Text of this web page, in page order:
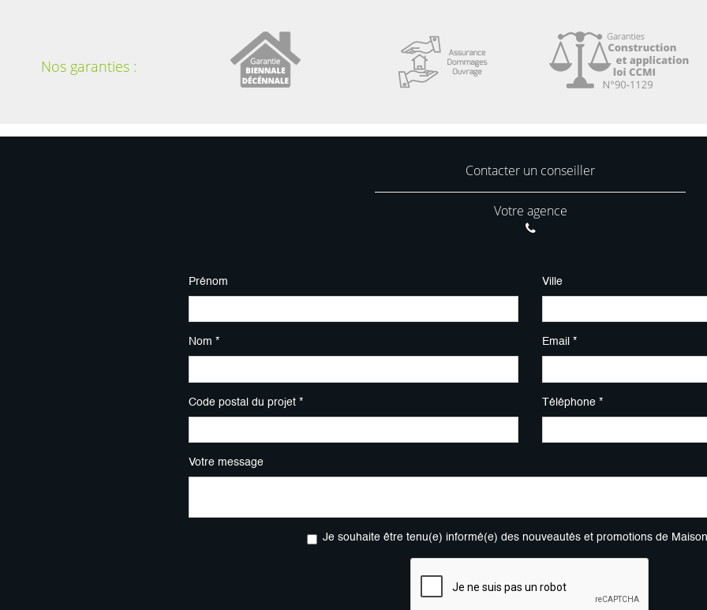
Nos garanties :
Contacter un conseiller
Votre agence
Prénom Ville
Nom * Email *
Code postal du projet * Téléphone *
Votre message
Je souhaite être tenu(e) informé(e) des nouveautés et promotions de